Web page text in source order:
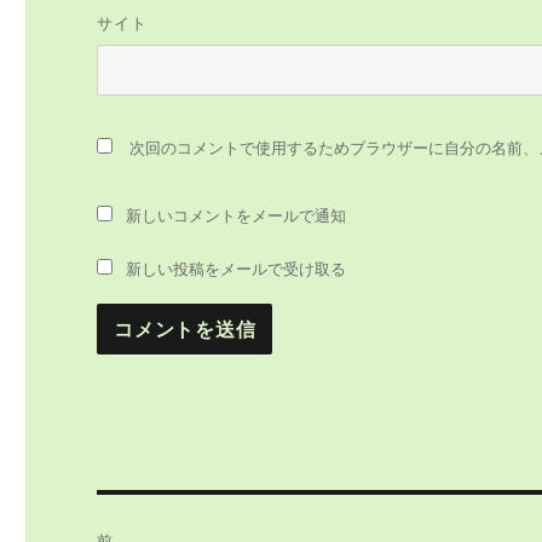
サイト
次回のコメントで使用するためブラウザーに自分の名前
新しいコメントをメールで通知
新しい投稿をメールで受け取る